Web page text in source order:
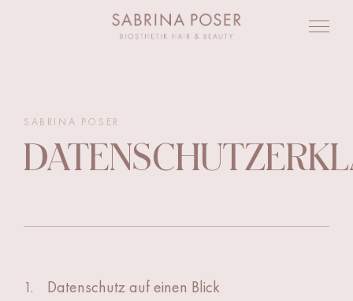
SABRINA POSER
1. Datenschutz auf einen Blick